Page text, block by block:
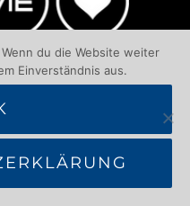
du die Website weiter
Einverständnis aus.